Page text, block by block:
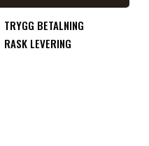
TRYGG BETALNING
RASK LEVERING